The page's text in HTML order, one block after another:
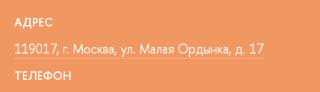
АДРЕС
119017, г. Москва, ул. Малая Ордынка, д. 17
ТЕЛЕФОН